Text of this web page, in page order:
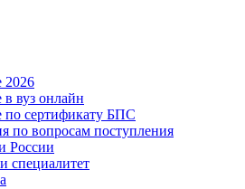
2026
вуз онлайн
по сертификату БПС
по вопросам поступления
России
специалитет